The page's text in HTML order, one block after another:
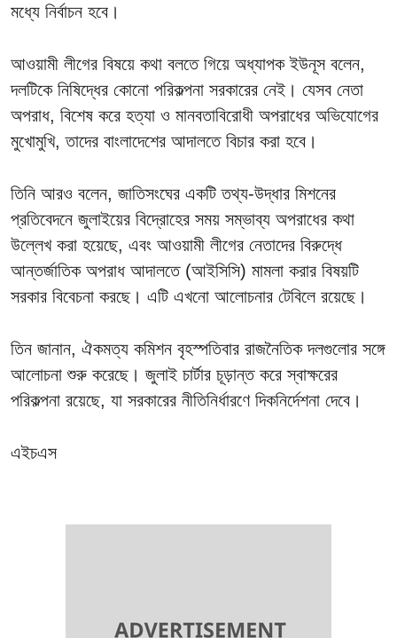
মধ্যে নির্বাচন হবে।
আওয়ামী লীগের বিষয়ে কথা বলতে গিয়ে অধ্যাপক ইউনূস বলেন,
দলটিকে নিষিদ্ধের কোনো পরিকল্পনা সরকারের নেই। যেসব নেতা
অপরাধ, বিশেষ করে হত্যা ও মানবতাবিরোধী অপরাধের অভিযোগের
মুখোমুখি, তাদের বাংলাদেশের আদালতে বিচার করা হবে।
তিনি আরও বলেন, জাতিসংঘের একটি তথ্য-উদ্ধার মিশনের
প্রতিবেদনে জুলাইয়ের বিদ্রোহের সময় সম্ভাব্য অপরাধের কথা
উল্লেখ করা হয়েছে, এবং আওয়ামী লীগের নেতাদের বিরুদ্ধে
আন্তর্জাতিক অপরাধ আদালতে (আইসিসি) মামলা করার বিষয়টি
সরকার বিবেচনা করছে। এটি এখনো আলোচনার টেবিলে রয়েছে।
তিন জানান, ঐকমত্য কমিশন বৃহস্পতিবার রাজনৈতিক দলগুলোর সঙ্গে
আলোচনা শুরু করেছে। জুলাই চার্টার চূড়ান্ত করে স্বাক্ষরের
পরিকল্পনা রয়েছে, যা সরকারের নীতিনির্ধারণে দিকনির্দেশনা দেবে।
এইচএস